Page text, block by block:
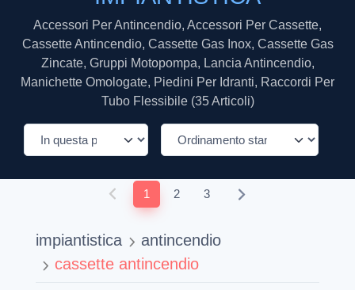
Accessori Per Antincendio, Accessori Per Cassette,
Cassette Antincendio, Cassette Gas Inox, Cassette Gas
Zincate, Gruppi Motopompa, Lancia Antincendio,
Manichette Omologate, Piedini Per Idranti, Raccordi Per
Tubo Flessibile (35 Articoli)
1 2 3
impiantistica
antincendio
cassette antincendio